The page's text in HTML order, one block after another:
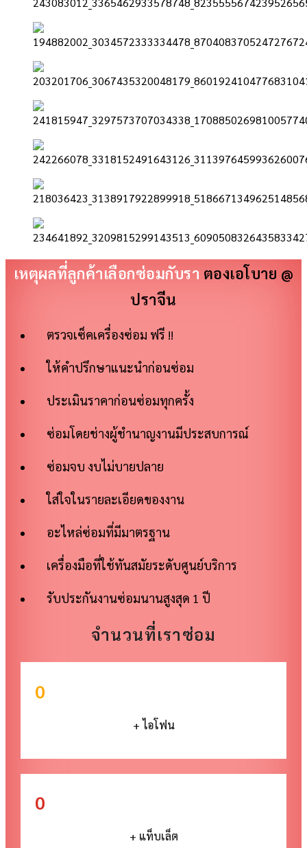
เหตุผลที่ลูกค้าเลือกซ่อมกับรา ตองเอโบาย @
ปราจีน
ตรวจเซ็คเครื่องซ่อม ฟรี !!
ให้คำปรึกษาแนะนำก่อนซ่อม
ประเมินราคาก่อนซ่อมทุกครั้ง
ซ่อมโดยช่างผู้ชำนาญงานมีประสบการณ์
ซ่อมจบ งบไม่บายปลาย
ใส่ใจในรายละเอียดของงาน
อะไหล่ซ่อมที่มีมาตรฐาน
เครื่องมือที่ใช้ทันสมัยระดับศูนย์บริการ
รับประกันงานซ่อมนานสูงสุด 1 ปี
จำนวนที่เราซ่อม
0
+ ไอโฟน
0
+ แท็บเล็ต